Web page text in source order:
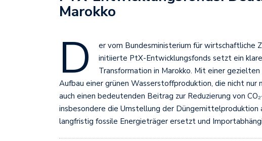
Marokko
D
er vom Bundesministerium für wirtschaftliche
initiierte PtX-Entwicklungsfonds setzt ein
Transformation in Marokko. Mit einer
Aufbau einer grünen Wasserstoffproduktion, die nicht
auch einen bedeutenden Beitrag zur Reduzierung von
insbesondere die Umstellung der Düngemittelproduktion
langfristig fossile Energieträger ersetzt und